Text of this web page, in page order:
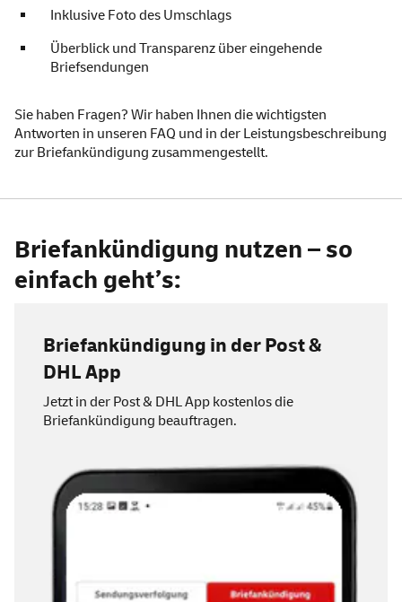
Inklusive Foto des Umschlags
Überblick und Transparenz über eingehende
Briefsendungen
Sie haben Fragen? Wir haben Ihnen die wichtigsten
Antworten in unseren FAQ und in der Leistungsbeschreibung
zur Briefankündigung zusammengestellt.
Briefankündigung nutzen – so
einfach geht’s:
Briefankündigung in der Post &
DHLApp
Jetzt in der Post & DHLApp kostenlos die
Briefankündigung beauftragen.